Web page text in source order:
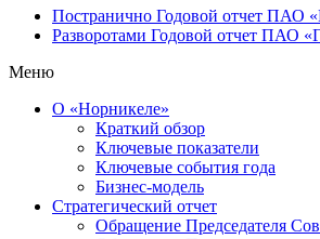
Постранично Годовой отчет ПАО
Разворотами Годовой отчет ПАО
Меню
О «Норникеле»
Краткий обзор
Ключевые показатели
Ключевые события года
Бизнес-модель
Стратегический отчет
Обращение Председателя